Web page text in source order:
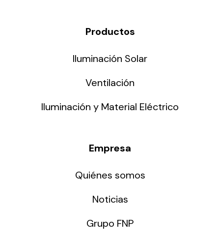
Productos
Iluminación Solar
Ventilación
Iluminación y Material Eléctrico
Empresa
Quiénes somos
Noticias
Grupo FNP